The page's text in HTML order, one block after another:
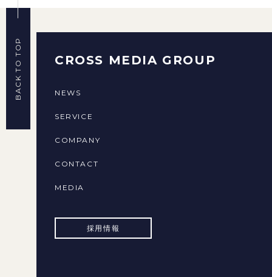
BACK TO TOP CROSS MEDIA GROUP
NEWS
SERVICE
COMPANY
CONTACT
MEDIA
採用情報